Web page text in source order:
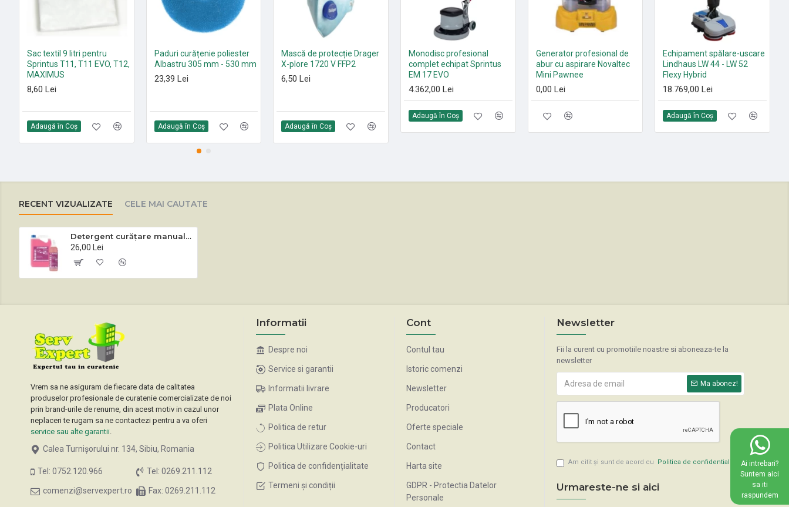
Sac textil 9 litri pentru
Sprintus T11, T11 EVO, T12,
MAXIMUS
8,60 Lei
Adaugă în Coş
Paduri curățenie poliester
Albastru 305 mm - 530 mm
23,39 Lei
Adaugă în Coş
Mască de protecție Drager
X-plore 1720 V FFP2
6,50 Lei
Adaugă în Coş
Paduri curățenie poliester
Roșu 305 mm - 530 mm
21,35 Lei
Set 10 saci textili 9 L
HEPA13 Sprintus FLOORY,
T11 EVO, MAXIMUS HEPA,
ERA EVO, ERA TEC
105,00 Lei
Monodisc profesional
complet echipat Sprintus
EM 17 EVO
4.362,00 Lei
Adaugă în Coş
Generator profesional de
abur cu aspirare Novaltec
Mini Pawnee
0,00 Lei
Echipament spălare-uscare
Lindhaus LW 44 - LW 52
Flexy Hybrid
18.769,00 Lei
Adaugă în Coş
RECENT VIZUALIZATE CELE MAI CAUTATE
Detergent curățare manuală a vaselor Boberex 1 L / 5 L
26,00 Lei
Vrem sa ne asiguram de fiecare data de calitatea
produselor profesionale de curatenie comercializate de noi
prin brand-urile de renume, din acest motiv in cazul unor
neplaceri te rugam sa ne contactezi pentru a va oferi
service sau alte garantii.
Calea Turnișorului nr. 134, Sibiu, Romania
Tel: 0752.120.966
comenzi@servexpert.ro
Tel: 0269.211.112
Fax: 0269.211.112
Informatii
Despre noi
Service si garantii
Informatii livrare
Plata Online
Politica de retur
Politica Utilizare Cookie-uri
Politica de confidențialitate
Termeni și condiții
Cont
Contul tau
Istoric comenzi
Newsletter
Producatori
Oferte speciale
Contact
Harta site
GDPR - Protectia Datelor
Personale
Newsletter
Fii la curent cu promotiile noastre si aboneaza-te la
newsletter
Ma abonez!
Am citit şi sunt de acord cu Politica de confidentialitate
Urmareste-ne si aici
Ai intrebari?
Suntem aici
sa iti
raspundem